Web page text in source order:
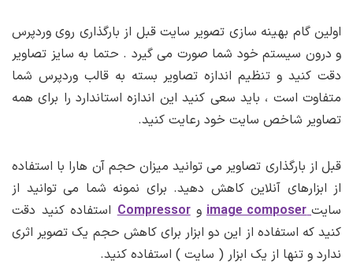
اولین گام بهینه سازی تصویر سایت قبل از بارگذاری روی وردپرس
و درون سیستم خود شما صورت می گیرد . حتما به سایز تصاویر
دقت کنید و تنظیم اندازه تصاویر بسته به قالب وردپرس شما
متفاوت است ، باید سعی کنید این اندازه استاندارد را برای همه
تصاویر شاخص سایت خود رعایت کنید.
قبل از بارگذاری تصاویر می توانید میزان حجم آن هارا با استفاده
از ابزارهای آنلاین کاهش دهید. برای نمونه شما می توانید از
سایتimage composer وCompressorاستفاده کنید دقت
کنید که استفاده از این دو ابزار برای کاهش حجم یک تصویر اثری
ندارد و تنها از یک ابزار ( سایت ) استفاده کنید.